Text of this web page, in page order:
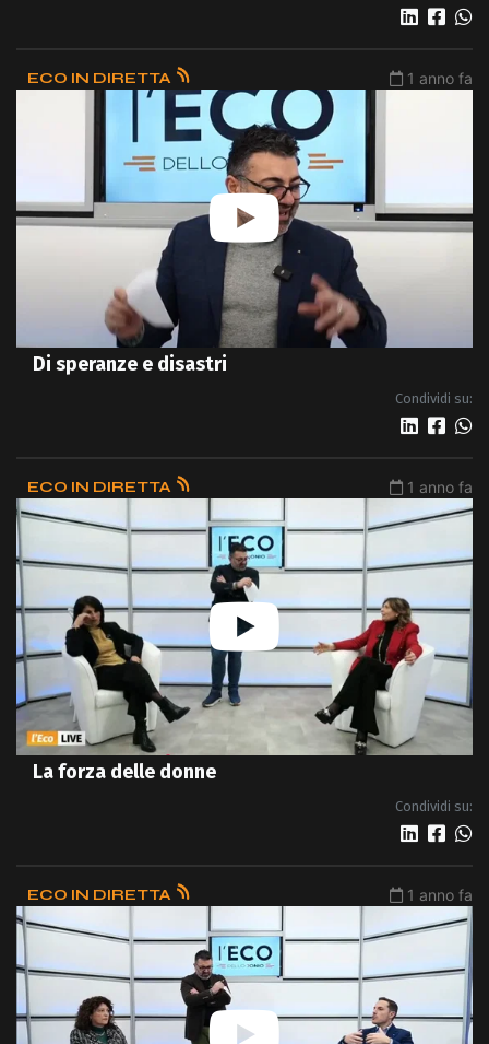
ECO IN DIRETTA 1 anno fa
Di speranze e disastri
Condividi su:
ECO IN DIRETTA 1 anno fa
La forza delle donne
Condividi su:
ECO IN DIRETTA 1 anno fa